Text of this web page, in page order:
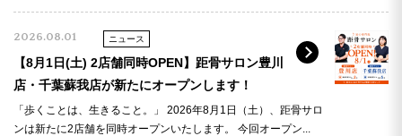
目指していきたいです。
2026年05月31日の口コミ
2026.08.01 ニュース
【8月1日(土) 2店舗同時OPEN】距骨サロン豊川
店・千葉蘇我店が新たにオープンします！
「歩くことは、生きること。」 2026年8月1日（土）、距骨サロ
ンは新たに2店舗を同時オープンいたします。 今回オープン...